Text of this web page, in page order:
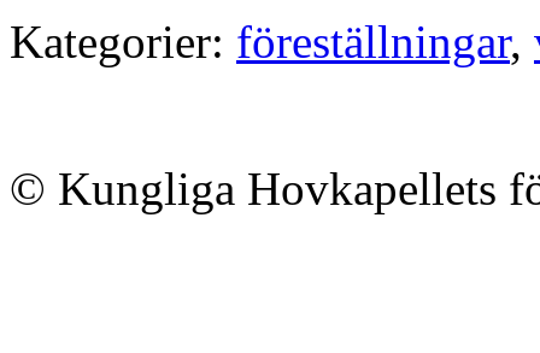
Kategorier: föreställningar,
© Kungliga Hovkapellets